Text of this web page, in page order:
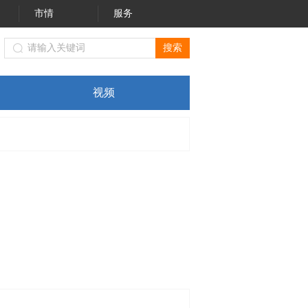
市情 服务
育广电旅游局（黔西南州文物局）关于进一步规范我州旅游
视频